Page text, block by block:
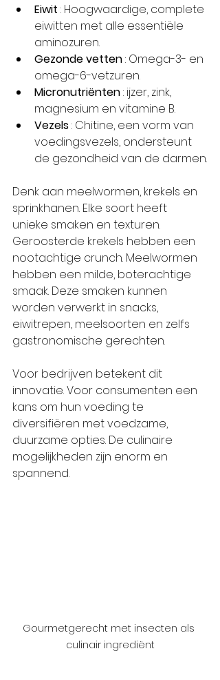
Eiwit : Hoogwaardige, complete
eiwitten met alle essentiële
aminozuren.
Gezonde vetten : Omega-3- en
omega-6-vetzuren.
Micronutriënten : ijzer, zink,
magnesium en vitamine B.
Vezels : Chitine, een vorm van
voedingsvezels, ondersteunt
de gezondheid van de darmen.
Denk aan meelwormen, krekels en
sprinkhanen. Elke soort heeft
unieke smaken en texturen.
Geroosterde krekels hebben een
nootachtige crunch. Meelwormen
hebben een milde, boterachtige
smaak. Deze smaken kunnen
worden verwerkt in snacks,
eiwitrepen, meelsoorten en zelfs
gastronomische gerechten.
Voor bedrijven betekent dit
innovatie. Voor consumenten een
kans om hun voeding te
diversifiëren met voedzame,
duurzame opties. De culinaire
mogelijkheden zijn enorm en
spannend.
Gourmetgerecht met insecten als
culinair ingrediënt